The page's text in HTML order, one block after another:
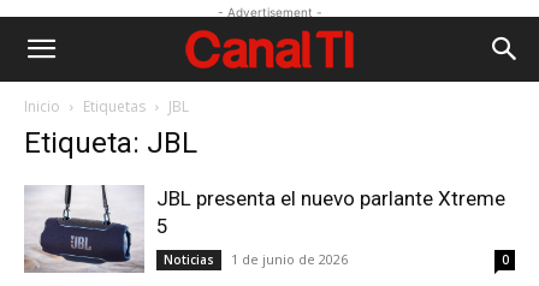
- Advertisement -
Inicio Etiquetas JBL
Etiqueta: JBL
JBL presenta el nuevo parlante Xtreme
5
Noticias 1 de junio de 2026 0